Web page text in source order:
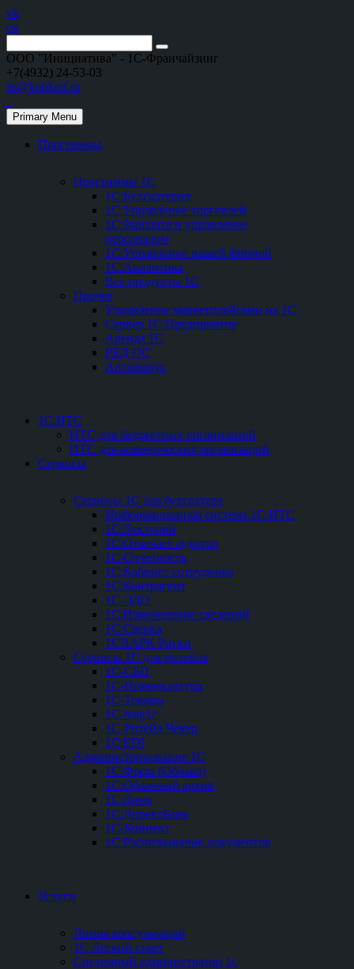
vk
ok
ООО "Инициатива" - 1С-Франчайзинг
+7(4932) 24-53-03
its@buhkod.ru
Primary Menu
Программы
Программы 1С
1С:Бухгалтерия
1С:Управление торговлей
1С:Зарплата и управление
персоналом
1С:Управление нашей фирмой
1С:Аналитика
Все продукты 1С
Прочее
Управление маркетплейсами на 1С
Сервер 1С:Предприятие
Аренда 1С
РЕД ОС
Антивирус
1С:ИТС
ИТС для бюджетных организаций
ИТС для коммерческих организаций
Сервисы
Сервисы 1С для бухгалтера
Информационная система 1С:ИТС
1С:Лекторий
1С:Отвечает аудитор
1С-Отчетность
1С:Кабинет сотрудника
1С:Контрагент
1С-ЭДО
1С:Измененение сведений
1С:Сверка
1СПАРК Риски
Сервисы 1С для ритейла
1С-СБП
1C-Номенклатура
1C-Товары
1C-mag1c
1C-Ритейл Чекер
1C:EDI
Администрирование 1С
1С:Фреш (Облако)
1С:Облачный архив
1С:Линк
1С:ДиректБанк
1С-Коннект
1С:Распознавание документов
Услуги
Линия консультаций
1С Легкий старт
Системный администратор 1с